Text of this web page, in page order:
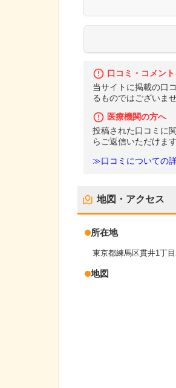
口コミ・コメン
当サイトに掲載の口
るものではございま
医療機関の方へ
投稿された口コミに
らご返信いただけます
≫口コミについての
地図・アクセス
所在地
東京都練馬区貫井1丁
地図